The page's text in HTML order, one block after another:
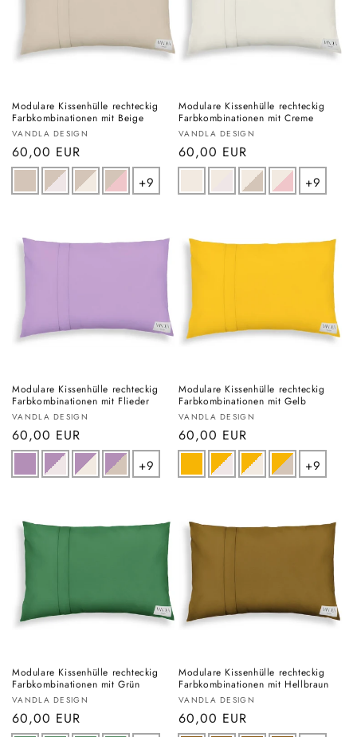
Modulare Kissenhülle rechteckig
Farbkombinationen mit Beige
Anbieter:
VANDLA DESIGN
Normaler
Preis
60,00 EUR
+9
Modulare Kissenhülle rechteckig
Farbkombinationen mit Creme
Anbieter:
VANDLA DESIGN
Normaler
Preis
60,00 EUR
+9
Modulare Kissenhülle rechteckig
Farbkombinationen mit Flieder
Anbieter:
VANDLA DESIGN
Normaler
Preis
60,00 EUR
+9
Modulare Kissenhülle rechteckig
Farbkombinationen mit Gelb
Anbieter:
VANDLA DESIGN
Normaler
Preis
60,00 EUR
+9
Modulare Kissenhülle rechteckig
Farbkombinationen mit Grün
Anbieter:
VANDLA DESIGN
Normaler
60,00 EUR
Modulare Kissenhülle rechteckig
Farbkombinationen mit Hellbraun
Anbieter:
VANDLA DESIGN
Normaler
60,00 EUR